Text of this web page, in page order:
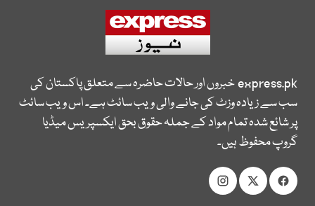
express.pkخبروں اور حالات حاضرہ سے متعلق پاکستان کی
سب سے زیادہ وزٹ کی جانے والی ویب سائٹ ہے۔ اس ویب سائٹ
پر شائع شدہ تمام مواد کے جملہ حقوق بحق ایکسپریس میڈیا
گروپ محفوظ ہیں۔